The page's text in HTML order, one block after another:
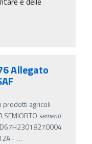
Allegato
agricoli
sementi
-…